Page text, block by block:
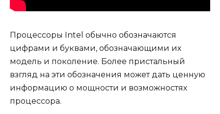
Процессоры Intel обычно обозначаются
цифрами и буквами, обозначающими их
модель и поколение. Более пристальный
взгляд на эти обозначения может дать ценную
информацию о мощности и возможностях
процессора.